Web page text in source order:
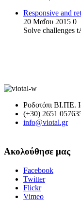
Responsive and
20 Μαΐου 2015 0
Solve challenges
Ροδοτόπι ΒΙ.ΠΕ.
(+30) 2651
info@viotal.gr
Ακολούθησε μας
Facebook
Twitter
Flickr
Vimeo